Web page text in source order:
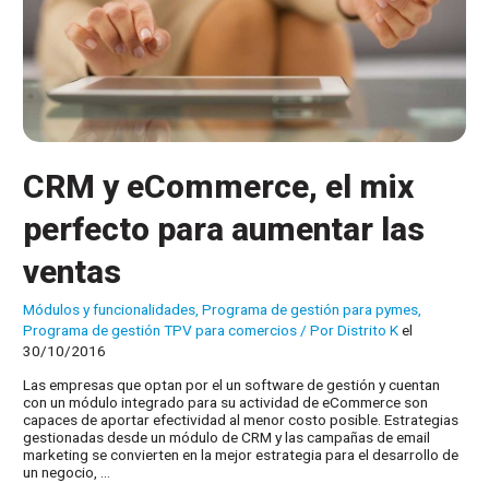
CRM y eCommerce, el mix
perfecto para aumentar las
ventas
Módulos y funcionalidades ,Programa de gestión para pymes
Programa de gestión TPV para comercios / PorDistrito Kel
30/10/2016
Las empresas que optan por el un software de gestión y cuentan
con un módulo integrado para su actividad de eCommerce son
capaces de aportar efectividad al menor costo posible. Estrategias
gestionadas desde un módulo de CRM y las campañas de email
marketing se convierten en la mejor estrategia para el desarrollo de
un negocio, …